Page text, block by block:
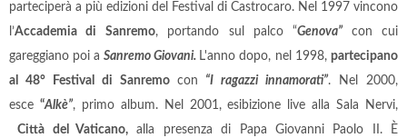
parteciperà a più edizioni del Festival di Castrocaro. Nel 1997 vincono
l’Accademia di Sanremo, portando sul palco “Genova” con cui
gareggiano poi a Sanremo Giovani. L'anno dopo, nel 1998,partecipano
al 48° Festival di Sanremo con “I ragazzi innamorati”. Nel 2000,
esce “Alkè”, primo album. Nel 2001, esibizione live alla Sala Nervi,
Città del Vaticano, alla presenza di Papa Giovanni Paolo II. È